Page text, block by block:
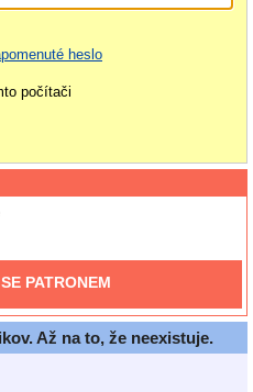
heslo
počítači
PATRONEM
Až na to, že neexistuje.